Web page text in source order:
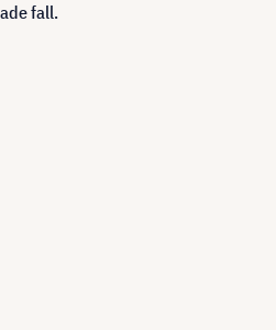
fall.